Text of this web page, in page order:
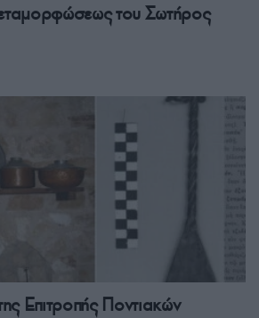
του Σωτήρος
Επιτροπής Ποντιακών